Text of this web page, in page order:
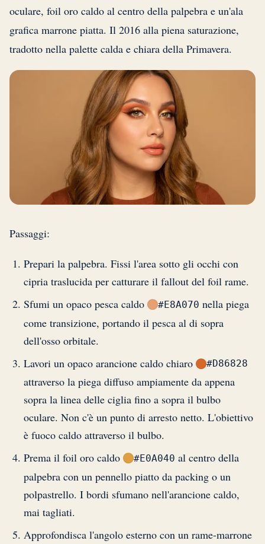
oculare, foil oro caldo al centro della palpebra e un'ala
grafica marrone piatta. Il 2016 alla piena saturazione,
tradotto nella palette calda e chiara della Primavera.
Passaggi:
Prepari la palpebra. Fissi l'area sotto gli occhi con
cipria traslucida per catturare il fallout del foil rame.
Sfumi un opaco pesca caldo
#E8A070 nella piega
come transizione, portando il pesca al di sopra
dell'osso orbitale.
Lavori un opaco arancione caldo chiaro
#D86828
attraverso la piega diffuso ampiamente da appena
sopra la linea delle ciglia fino a sopra il bulbo
oculare. Non c'è un punto di arresto netto. L'obiettivo
è fuoco caldo attraverso il bulbo.
Prema il foil oro caldo
#E0A040 al centro della
palpebra con un pennello piatto da packing o un
polpastrello. I bordi sfumano nell'arancione caldo,
mai tagliati.
Approfondisca l'angolo esterno con un rame-marrone